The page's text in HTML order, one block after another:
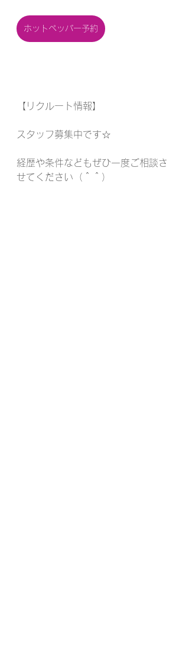
ホットペッパー予約
【リクルート情報】
スタッフ募集中です☆
経歴や条件などもぜひ一度ご相談さ
せてください（＾＾）